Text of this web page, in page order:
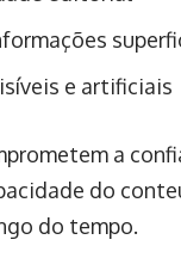
e artificiais
a
do
do tempo.